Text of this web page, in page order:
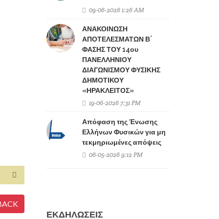
09-06-2026 1:26 AM
ΑΝΑΚΟΙΝΩΣΗ
ΑΠΟΤΕΛΕΣΜΑΤΩΝ Β΄
ΦΑΣΗΣ ΤΟΥ 14ου
ΠΑΝΕΛΛΗΝΙΟΥ
ΔΙΑΓΩΝΙΣΜΟΥ ΦΥΣΙΚΗΣ
ΔΗΜΟΤΙΚΟΥ
«ΗΡΑΚΛΕΙΤΟΣ»
19-06-2026 7:31 PM
Απόφαση της Ένωσης
Ελλήνων Φυσικών για μη
τεκμηριωμένες απόψεις
06-05-2026 9:12 PM
ΕΚΔΗΛΩΣΕΙΣ